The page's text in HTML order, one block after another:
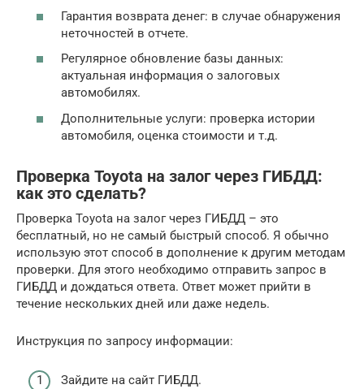
Гарантия возврата денег: в случае обнаружения
неточностей в отчете.
Регулярное обновление базы данных:
актуальная информация о залоговых
автомобилях.
Дополнительные услуги: проверка истории
автомобиля, оценка стоимости и т.д.
Проверка Toyota на залог через ГИБДД:
как это сделать?
Проверка Toyota на залог через ГИБДД – это
бесплатный, но не самый быстрый способ. Я обычно
использую этот способ в дополнение к другим методам
проверки. Для этого необходимо отправить запрос в
ГИБДД и дождаться ответа. Ответ может прийти в
течение нескольких дней или даже недель.
Инструкция по запросу информации:
Зайдите на сайт ГИБДД.